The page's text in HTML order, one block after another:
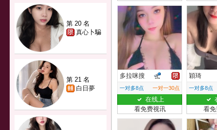
第 20 名
真心卜騙
第 21 名
白日夢
多拉咪搜
一对多8点 一对一30点
在线上
看免费视讯
穎琦
一对多8点
看